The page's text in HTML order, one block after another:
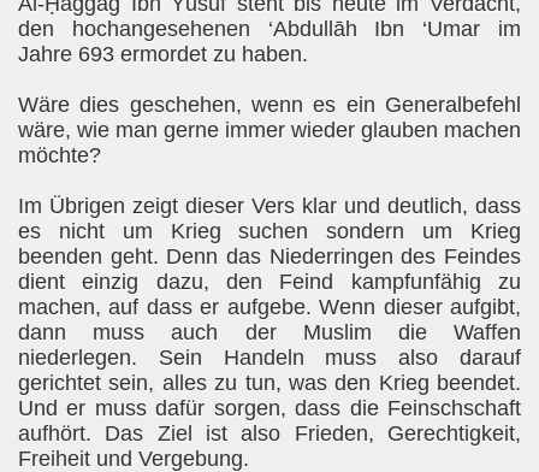
den hochangesehenen ‘Abdullāh Ibn ‘Umar im
Jahre 693 ermordet zu haben.
Wäre dies geschehen, wenn es ein Generalbefehl
wäre, wie man gerne immer wieder glauben machen
möchte?
Im Übrigen zeigt dieser Vers klar und deutlich, dass
es nicht um Krieg suchen sondern um Krieg
beenden geht. Denn das Niederringen des Feindes
dient einzig dazu, den Feind kampfunfähig zu
machen, auf dass er aufgebe. Wenn dieser aufgibt,
dann muss auch der Muslim die Waffen
niederlegen. Sein Handeln muss also darauf
gerichtet sein, alles zu tun, was den Krieg beendet.
Und er muss dafür sorgen, dass die Feinschschaft
aufhört. Das Ziel ist also Frieden, Gerechtigkeit,
Freiheit und Vergebung.